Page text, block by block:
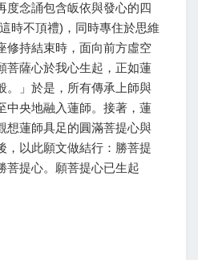
度念誦包含皈依與發心的四
時不頂禮)，同時專住於思維
修持結束時，面向前方虛空
菩薩心於我心生起，正如蓮
。」於是，所有傳承上師與
中央地融入蓮師。接著，蓮
想蓮師具足的圓滿菩提心與
，以此願文做結行：勝菩提
菩提心。願菩提心已生起